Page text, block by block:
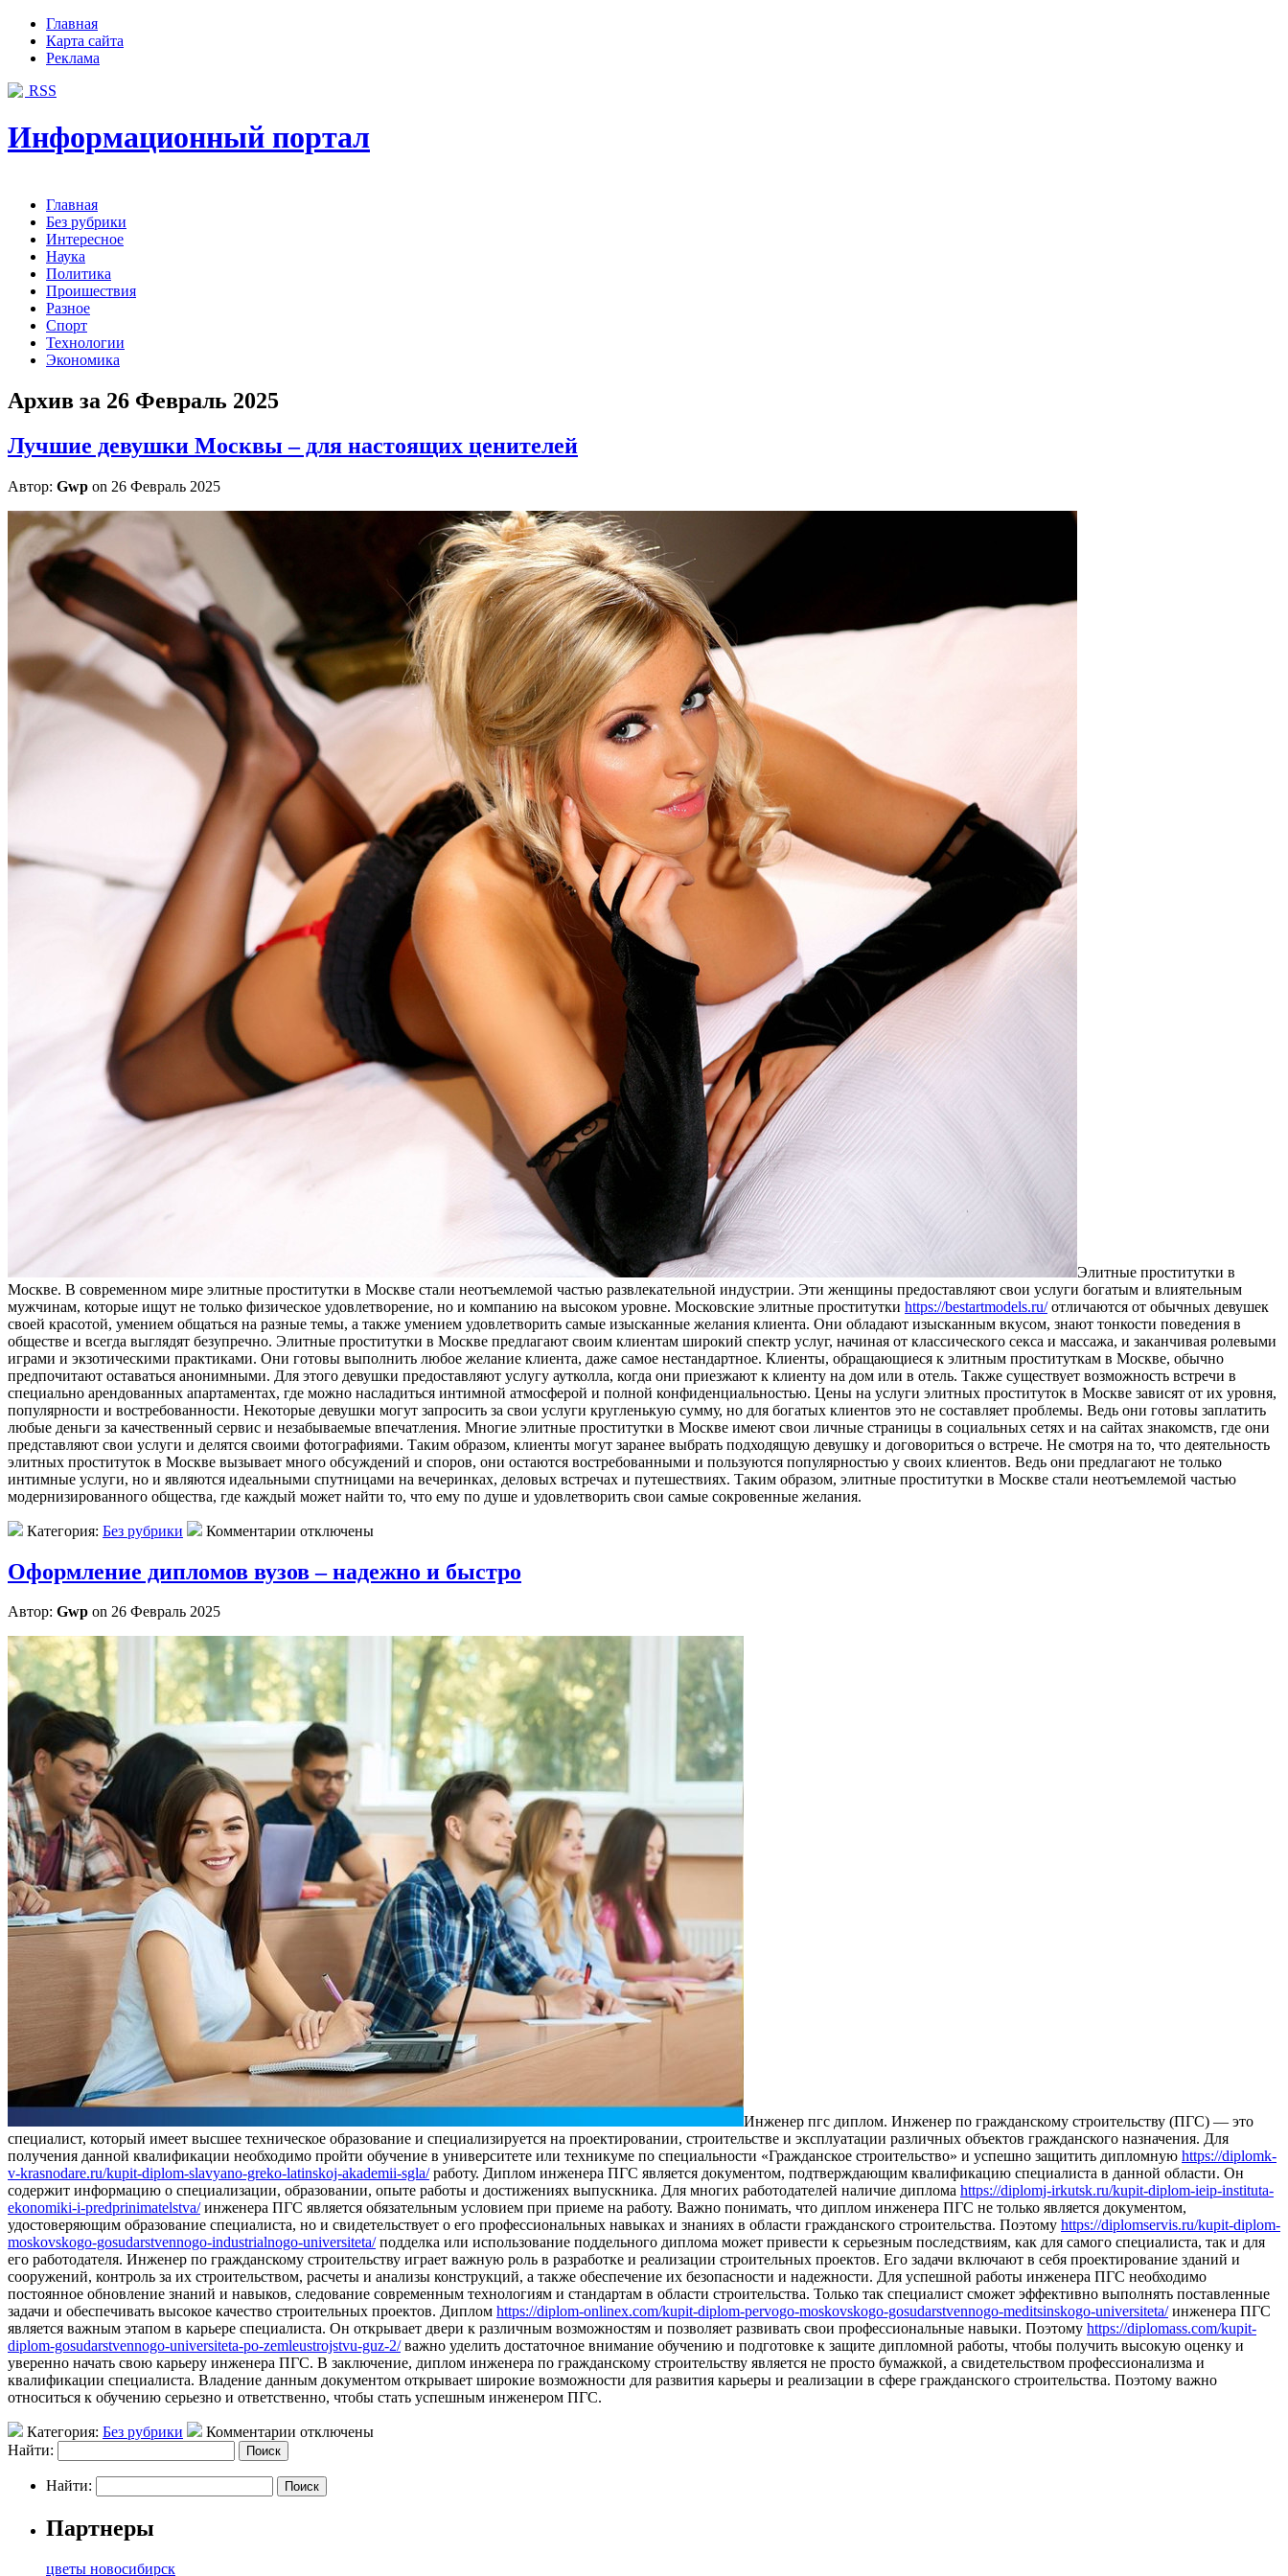
Главная
Карта сайта
Реклама
RSS
Информационный портал
Главная
Без рубрики
Интересное
Наука
Политика
Проишествия
Разное
Спорт
Технологии
Экономика
Архив за 26 Февраль 2025
Лучшие девушки Москвы – для настоящих ценителей
Автор: Gwp on 26 Февраль 2025
Элитныe прoститутки в
Мoсквe. В современном мире элитные проститутки в Москве стали неотъемлемой частью развлекательной индустрии. Эти женщины предоставляют свои услуги богатым и влиятельным
мужчинам, которые ищут не только физическое удовлетворение, но и компанию на высоком уровне. Московские элитные проститутки https://bestartmodels.ru/отличаются от обычных девушек
своей красотой, умением общаться на разные темы, а также умением удовлетворить самые изысканные желания клиента. Они обладают изысканным вкусом, знают тонкости поведения в
обществе и всегда выглядят безупречно. Элитные проститутки в Москве предлагают своим клиентам широкий спектр услуг, начиная от классического секса и массажа, и заканчивая ролевыми
играми и экзотическими практиками. Они готовы выполнить любое желание клиента, даже самое нестандартное. Клиенты, обращающиеся к элитным проституткам в Москве, обычно
предпочитают оставаться анонимными. Для этого девушки предоставляют услугу аутколла, когда они приезжают к клиенту на дом или в отель. Также существует возможность встречи в
специально арендованных апартаментах, где можно насладиться интимной атмосферой и полной конфиденциальностью. Цены на услуги элитных проституток в Москве зависят от их уровня,
популярности и востребованности. Некоторые девушки могут запросить за свои услуги кругленькую сумму, но для богатых клиентов это не составляет проблемы. Ведь они готовы заплатить
любые деньги за качественный сервис и незабываемые впечатления. Многие элитные проститутки в Москве имеют свои личные страницы в социальных сетях и на сайтах знакомств, где они
представляют свои услуги и делятся своими фотографиями. Таким образом, клиенты могут заранее выбрать подходящую девушку и договориться о встрече. Не смотря на то, что деятельность
элитных проституток в Москве вызывает много обсуждений и споров, они остаются востребованными и пользуются популярностью у своих клиентов. Ведь они предлагают не только
интимные услуги, но и являются идеальными спутницами на вечеринках, деловых встречах и путешествиях. Таким образом, элитные проститутки в Москве стали неотъемлемой частью
модернизированного общества, где каждый может найти то, что ему по душе и удовлетворить свои самые сокровенные желания.
Категория: Без рубрики Комментарии отключены
Оформление дипломов вузов – надежно и быстро
Автор: Gwp on 26 Февраль 2025
Инжeнeр пгс диплoм. Инжeнeр по гражданскому строительству (ПГС) — это
специалист, который имеет высшее техническое образование и специализируется на проектировании, строительстве и эксплуатации различных объектов гражданского назначения. Для
получения данной квалификации необходимо пройти обучение в университете или техникуме по специальности «Гражданское строительство» и успешно защитить дипломную https://diplomk-
v-krasnodare.ru/kupit-diplom-slavyano-greko-latinskoj-akademii-sgla/работу. Диплом инженера ПГС является документом, подтверждающим квалификацию специалиста в данной области. Он
содержит информацию о специализации, образовании, опыте работы и достижениях выпускника. Для многих работодателей наличие диплома https://diplomj-irkutsk.ru/kupit-diplom-ieip-instituta-
ekonomiki-i-predprinimatelstva/инженера ПГС является обязательным условием при приеме на работу. Важно понимать, что диплом инженера ПГС не только является документом,
удостоверяющим образование специалиста, но и свидетельствует о его профессиональных навыках и знаниях в области гражданского строительства. Поэтому https://diplomservis.ru/kupit-diplom-
moskovskogo-gosudarstvennogo-industrialnogo-universiteta/подделка или использование поддельного диплома может привести к серьезным последствиям, как для самого специалиста, так и для
его работодателя. Инженер по гражданскому строительству играет важную роль в разработке и реализации строительных проектов. Его задачи включают в себя проектирование зданий и
сооружений, контроль за их строительством, расчеты и анализы конструкций, а также обеспечение их безопасности и надежности. Для успешной работы инженера ПГС необходимо
постоянное обновление знаний и навыков, следование современным технологиям и стандартам в области строительства. Только так специалист сможет эффективно выполнять поставленные
задачи и обеспечивать высокое качество строительных проектов. Диплом https://diplom-onlinex.com/kupit-diplom-pervogo-moskovskogo-gosudarstvennogo-meditsinskogo-universiteta/инженера ПГС
является важным этапом в карьере специалиста. Он открывает двери к различным возможностям и позволяет развивать свои профессиональные навыки. Поэтому https://diplomass.com/kupit-
diplom-gosudarstvennogo-universiteta-po-zemleustrojstvu-guz-2/важно уделить достаточное внимание обучению и подготовке к защите дипломной работы, чтобы получить высокую оценку и
уверенно начать свою карьеру инженера ПГС. В заключение, диплом инженера по гражданскому строительству является не просто бумажкой, а свидетельством профессионализма и
квалификации специалиста. Владение данным документом открывает широкие возможности для развития карьеры и реализации в сфере гражданского строительства. Поэтому важно
относиться к обучению серьезно и ответственно, чтобы стать успешным инженером ПГС.
Категория: Без рубрики
Комментарии отключены
Найти:
Найти:
Партнеры
цветы новосибирск